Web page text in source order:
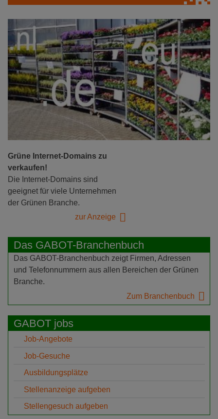
Grüne Internet-Domains zu
verkaufen!
Die Internet-Domains sind
geeignet für viele Unternehmen
der Grünen Branche.
zur Anzeige
Das GABOT-Branchenbuch
Das GABOT-Branchenbuch zeigt Firmen, Adressen
und Telefonnummern aus allen Bereichen der Grünen
Branche.
Zum Branchenbuch
GABOT jobs
Job-Angebote
Job-Gesuche
Ausbildungsplätze
Stellenanzeige aufgeben
Stellengesuch aufgeben